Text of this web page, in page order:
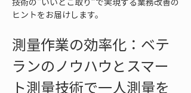
ヒントをお届けします。
測量作業の効率化：ベテ
ランのノウハウとスマー
ト測量技術で一人測量を